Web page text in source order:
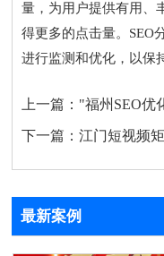
量，为用户提供有用、
得更多的点击量。SEO
进行监测和优化，以保
上一篇： "福州SEO优
下一篇：江门短视频
最新案例